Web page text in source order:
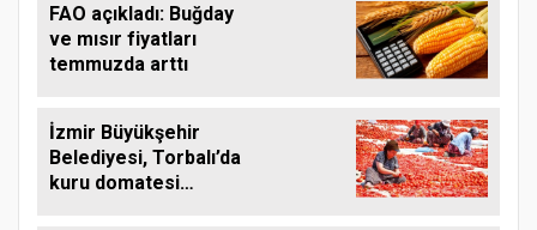
FAO açıkladı: Buğday
ve mısır fiyatları
temmuzda arttı
İzmir Büyükşehir
Belediyesi, Torbalı’da
kuru domatesi